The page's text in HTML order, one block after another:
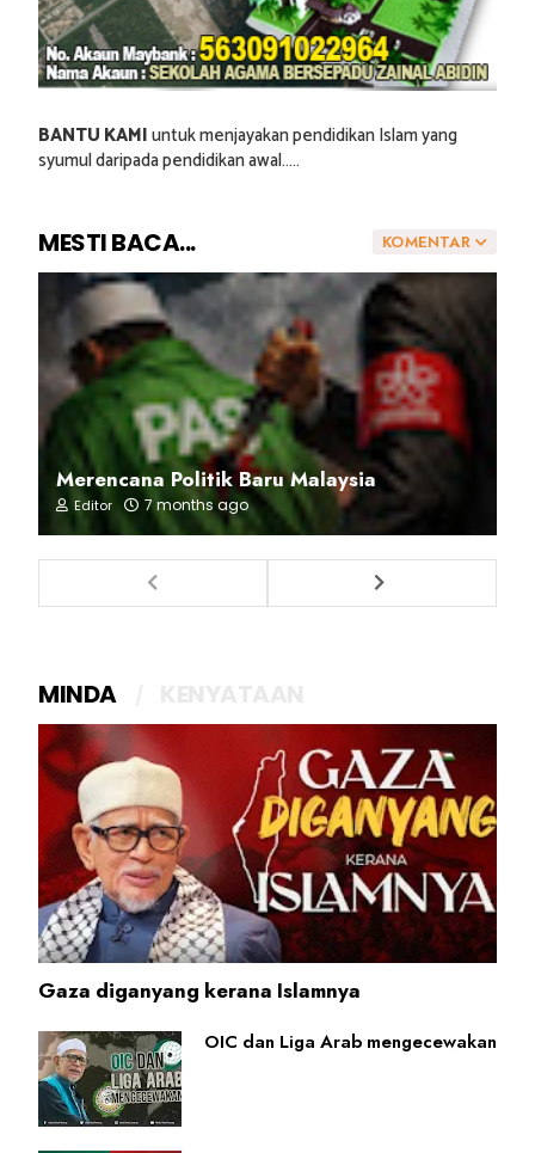
BANTU KAMIuntuk menjayakan pendidikan Islam yang
syumul daripada pendidikan awal.....
KOMENTAR
MESTI BACA...
Merencana Politik Baru Malaysia
Editor 7 months ago
MINDA
Gaza diganyang kerana Islamnya
OIC dan Liga Arab mengecewakan